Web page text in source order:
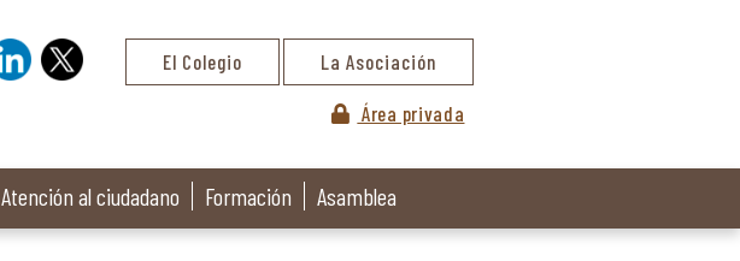
El Colegio La Asociación
Área privada
Atención al ciudadano Formación Asamblea